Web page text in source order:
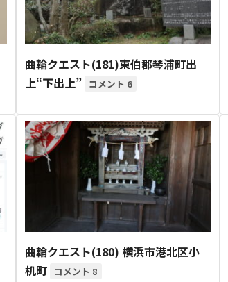
曲輪クエスト(181)東伯郡琴浦町出
上“下出上”
6
曲輪クエスト(180) 横浜市港北区小
机町
8